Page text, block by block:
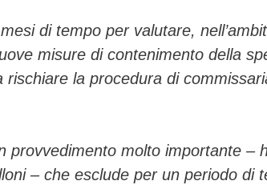
dI
n
a
m
A
p
p
vi
di
di tempo per valutare,
misure di contenimento della
rischiare la procedura di
provvedimento molto importante –
– che esclude per un periodo di